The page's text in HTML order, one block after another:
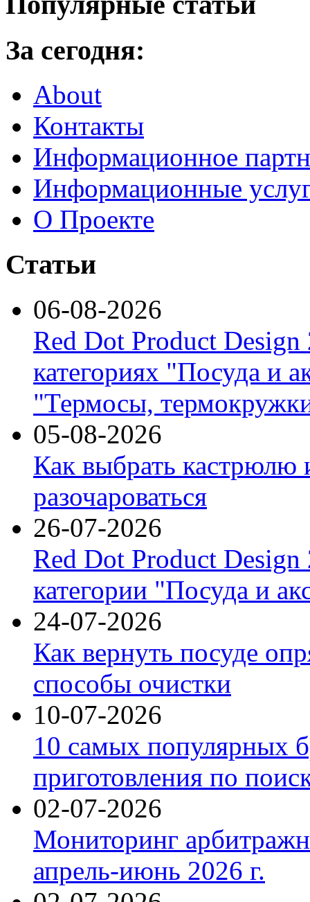
За сегодня:
About
Контакты
Информационное
Информационные
О Проекте
Статьи
06-08-2026
Red Dot Product Design
категориях "Посуда и
"Термосы,
05-08-2026
Как выбрать кастрюлю
разочароваться
26-07-2026
Red Dot Product Design
категории "Посуда и
24-07-2026
Как вернуть посуде
способы очистки
10-07-2026
10 самых популярных
приготовления по
02-07-2026
Мониторинг
апрель-июнь 2026 г.